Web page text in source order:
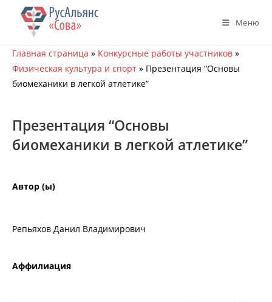
Перейти
содержимому
Меню
Главная страница » Конкурсные работы участников »
Физическая культура и спорт » Презентация “Основы
биомеханики в легкой атлетике”
Презентация “Основы
биомеханики в легкой атлетике”
Автор (ы)
Репьяхов Данил Владимирович
Аффилиация